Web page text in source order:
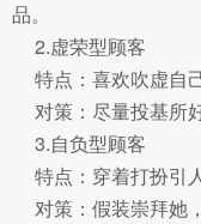
品。
2.虚荣型顾客
特点：喜欢吹虚自
对策：尽量投基所
3.自负型顾客
特点：穿着打扮引
对策：假装崇拜她